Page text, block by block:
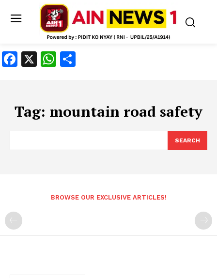
Facebook
X WhatsApp
Tag: mountain road safety
SEARCH
BROWSE OUR EXCLUSIVE ARTICLES!